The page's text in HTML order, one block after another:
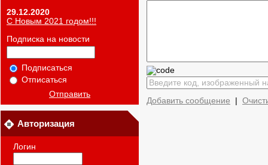
29.12.2020
С Новым 2021 годом!!!
Подписка на новости
Подписаться
Отписаться
Отправить
Авторизация
Логин
Добавить сообщение